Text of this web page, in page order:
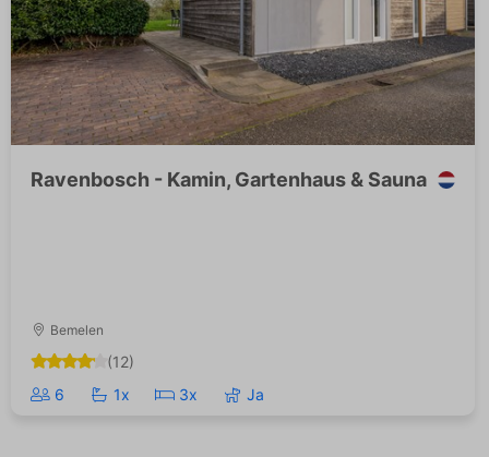
Ravenbosch - Kamin, Gartenhaus & Sauna
Bemelen
(12)
6
1x 3x Ja